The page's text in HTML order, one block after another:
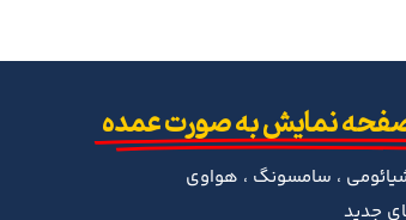
نمایش به صورت عمده
، سامسونگ ، هواوی